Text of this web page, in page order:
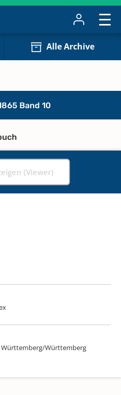
Alle Archive
Band 10
(Viewer)
Württemberg/Württemberg